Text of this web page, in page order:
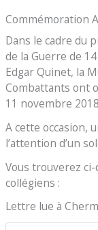
Commémoration
Dans le cadre du
de la Guerre de
Edgar Quinet, la
Combattants ont
11 novembre
A cette occasion,
l’attention d’un
Vous trouverez
collégiens :
Lettre lue à